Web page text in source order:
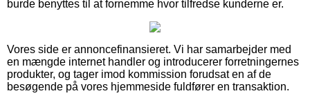
burde benyttes til at fornemme hvor tilfredse kunderne er.
Vores side er annoncefinansieret. Vi har samarbejder med
en mængde internet handler og introducerer forretningernes
produkter, og tager imod kommission forudsat en af de
besøgende på vores hjemmeside fuldfører en transaktion.